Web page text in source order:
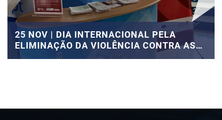
25 NOV | DIA INTERNACIONAL PELA
ELIMINAÇÃO DA VIOLÊNCIA CONTRA AS
MULHERES